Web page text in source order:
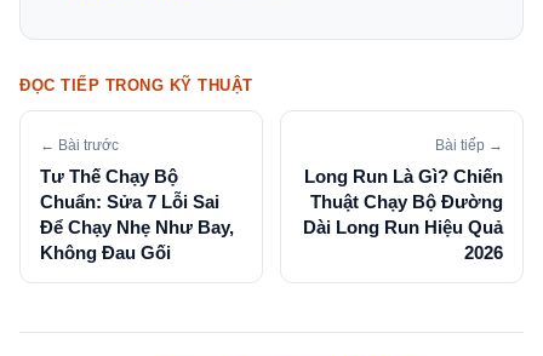
ĐỌC TIẾP TRONG KỸ THUẬT
← Bài trước
Tư Thế Chạy Bộ
Chuẩn: Sửa 7 Lỗi Sai
Để Chạy Nhẹ Như Bay,
Không Đau Gối
Bài tiếp →
Long Run Là Gì? Chiến
Thuật Chạy Bộ Đường
Dài Long Run Hiệu Quả
2026